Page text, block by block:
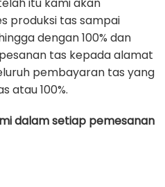
produksi tas sampai
dengan 100% dan
tas kepada alamat
pembayaran tas yang
atau 100%.
dalam setiap pemesanan